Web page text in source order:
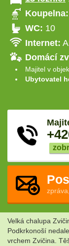
Koupelna:
WC: 10
Internet:
Domácí
Majitel v
Ubytovatel
Velká chalupa
Podkrkonoší
vrchem Zvičina.